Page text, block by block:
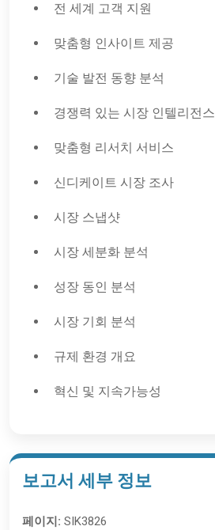
전 세계 고객 지원
맞춤형 인사이트 제공
기술 발전 동향 분석
경쟁력 있는 시장 인텔리전스
맞춤형 리서치 서비스
신디케이트 시장 조사
시장 스냅샷
시장 세분화 분석
성장 동인 분석
시장 기회 분석
규제 환경 개요
혁신 및 지속가능성
보고서 세부 정보
페이지: SIK3826